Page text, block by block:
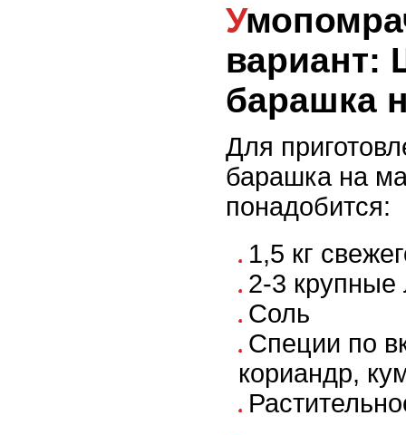
Умопомрачительный
вариант:
барашка
Для
барашка на
понадобится:
1,5 кг
2-3 крупные
Соль
Специи по
кориандр,